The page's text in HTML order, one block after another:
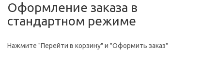
Оформление заказа в
стандартном режиме
Нажмите "Перейти в корзину" и "Оформить заказ"